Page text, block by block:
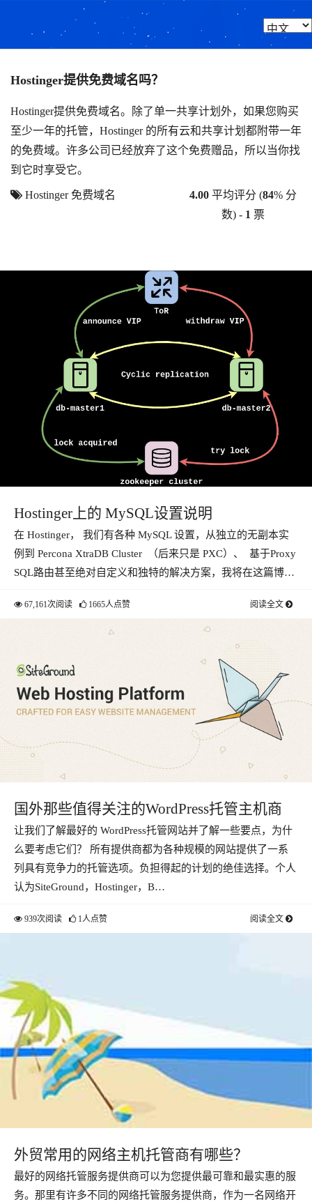
Hostinger提供免费域名吗？
Hostinger提供免费域名。除了单一共享计划外，如果您购买
至少一年的托管，Hostinger 的所有云和共享计划都附带一年
的免费域。许多公司已经放弃了这个免费赠品，所以当你找
到它时享受它。
Hostinger 免费域名 4.00 平均评分 (84% 分
数) - 1 票
Hostinger上的 MySQL设置说明
在 Hostinger， 我们有各种 MySQL 设置，从独立的无副本实
例到 Percona XtraDB Cluster （后来只是 PXC）、 基于Proxy
SQL路由甚至绝对自定义和独特的解决方案，我将在这篇博…
67,161次阅读 1665人点赞 阅读全文
国外那些值得关注的WordPress托管主机商
让我们了解最好的 WordPress托管网站并了解一些要点，为什
么要考虑它们？ 所有提供商都为各种规模的网站提供了一系
列具有竞争力的托管选项。负担得起的计划的绝佳选择。个人
认为SiteGround，Hostinger，B…
939次阅读 1人点赞 阅读全文
外贸常用的网络主机托管商有哪些？
最好的网络托管服务提供商可以为您提供最可靠和最实惠的服
务。那里有许多不同的网络托管服务提供商，作为一名网络开